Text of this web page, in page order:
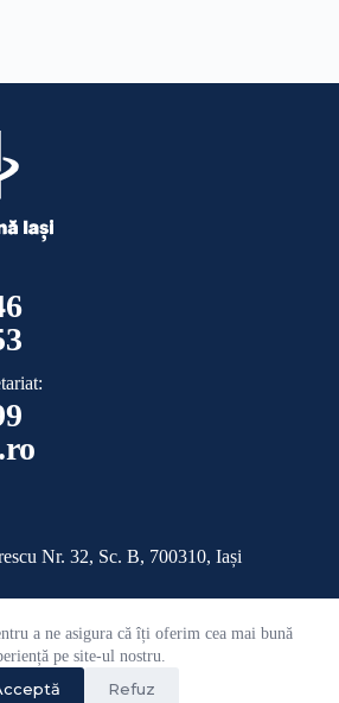
a ne asigura că îți oferim cea mai bună
pe site-ul nostru.
Refuz
Nr. 32, Sc. B, 700310, Iași
ADI ZONA